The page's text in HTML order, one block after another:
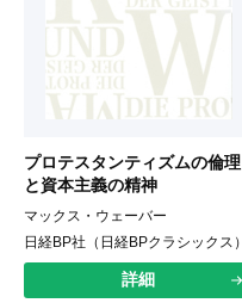
プロテスタンティズムの倫理
と資本主義の精神
マックス・ウェーバー
日経BP社（日経BPクラシックス）
詳細